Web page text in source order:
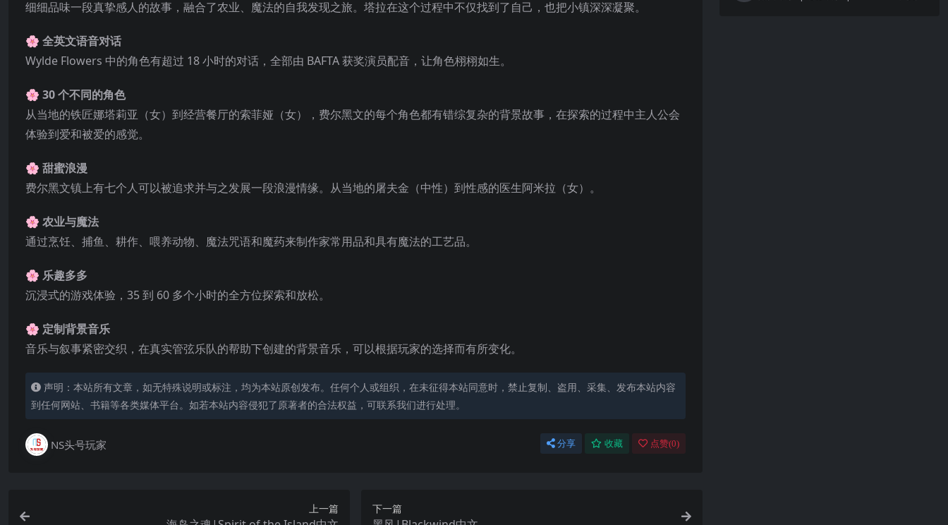
细细品味一段真挚感人的故事，融合了农业、魔法的自我发现之旅。塔拉在这个过程中不仅找到了自己，也把小镇深深凝聚。
🌸 全英文语音对话
Wylde Flowers 中的角色有超过 18 小时的对话，全部由 BAFTA 获奖演员配音，让角色栩栩如生。
🌸 30 个不同的角色
从当地的铁匠娜塔莉亚（女）到经营餐厅的索菲娅（女），费尔黑文的每个角色都有错综复杂的背景故事，在探索的过程中主人公会
体验到爱和被爱的感觉。
🌸 甜蜜浪漫
费尔黑文镇上有七个人可以被追求并与之发展一段浪漫情缘。从当地的屠夫金（中性）到性感的医生阿米拉（女）。
🌸 农业与魔法
通过烹饪、捕鱼、耕作、喂养动物、魔法咒语和魔药来制作家常用品和具有魔法的工艺品。
🌸 乐趣多多
沉浸式的游戏体验，35 到 60 多个小时的全方位探索和放松。
🌸 定制背景音乐
音乐与叙事紧密交织，在真实管弦乐队的帮助下创建的背景音乐，可以根据玩家的选择而有所变化。
声明：本站所有文章，如无特殊说明或标注，均为本站原创发布。任何个人或组织，在未征得本站同意时，禁止复制、盗用、采集、发布本站内容
到任何网站、书籍等各类媒体平台。如若本站内容侵犯了原著者的合法权益，可联系我们进行处理。
NS头号玩家 分享 收藏 点赞(0)
上一篇 下一篇